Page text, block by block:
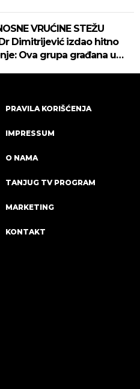
VRUĆINE STEŽU
Dr Dimitrijević izdao hitno
Ova grupa građana u
PRAVILA KORIŠĆENJA
IMPRESSUM
O NAMA
TANJUG TV PROGRAM
MARKETING
KONTAKT